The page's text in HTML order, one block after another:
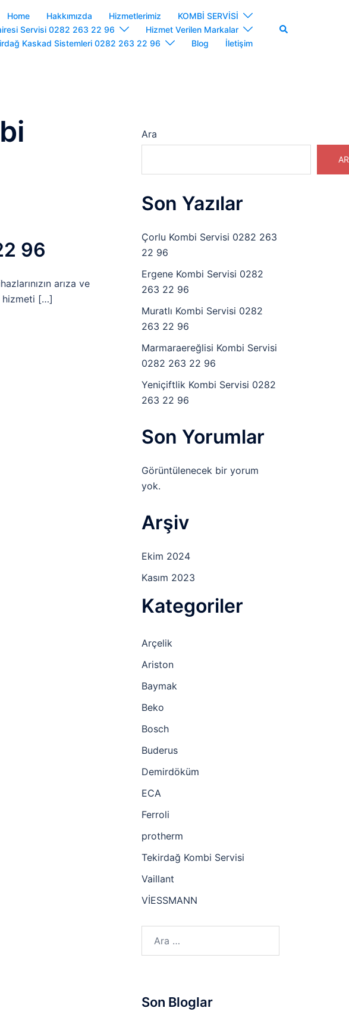
Home Hakkımızda Hizmetlerimiz
KOMBİ SERVİSİ
Servisi 0282 263 22 96
Hizmet Verilen Markalar
Kaskad Sistemleri 0282 263 22 96
Blog İletişim
Search
96
arıza ve
hizmeti […]
Ara
Son Yazılar
Çorlu Kombi Servisi 0282 263
22 96
Ergene Kombi Servisi 0282
263 22 96
Muratlı Kombi Servisi 0282
263 22 96
Marmaraereğlisi Kombi Servisi
0282 263 22 96
Yeniçiftlik Kombi Servisi 0282
263 22 96
Son Yorumlar
Görüntülenecek bir yorum
yok.
Arşiv
Ekim 2024
Kasım 2023
Kategoriler
Arçelik
Ariston
Baymak
Beko
Bosch
Buderus
Demirdöküm
ECA
Ferroli
protherm
Tekirdağ Kombi Servisi
Vaillant
VİESSMANN
Son Bloglar